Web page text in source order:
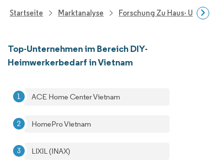
Startseite Marktanalyse Forschung Zu Haus- Und
Top-Unternehmen im Bereich DIY-
Heimwerkerbedarf in Vietnam
ACE Home Center Vietnam
HomePro Vietnam
LIXIL (INAX)